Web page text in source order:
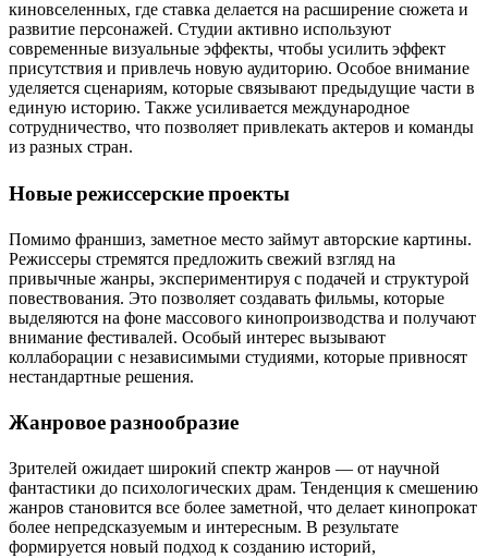
киновселенных, где ставка делается на расширение сюжета и
развитие персонажей. Студии активно используют
современные визуальные эффекты, чтобы усилить эффект
присутствия и привлечь новую аудиторию. Особое внимание
уделяется сценариям, которые связывают предыдущие части в
единую историю. Также усиливается международное
сотрудничество, что позволяет привлекать актеров и команды
из разных стран.
Новые режиссерские проекты
Помимо франшиз, заметное место займут авторские картины.
Режиссеры стремятся предложить свежий взгляд на
привычные жанры, экспериментируя с подачей и структурой
повествования. Это позволяет создавать фильмы, которые
выделяются на фоне массового кинопроизводства и получают
внимание фестивалей. Особый интерес вызывают
коллаборации с независимыми студиями, которые привносят
нестандартные решения.
Жанровое разнообразие
Зрителей ожидает широкий спектр жанров — от научной
фантастики до психологических драм. Тенденция к смешению
жанров становится все более заметной, что делает кинопрокат
более непредсказуемым и интересным. В результате
формируется новый подход к созданию историй,